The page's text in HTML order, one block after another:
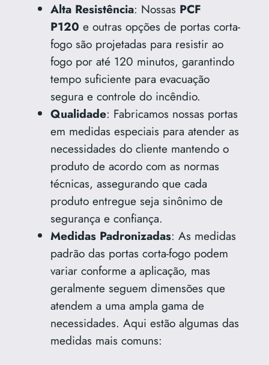
Alta Resistência: Nossas PCF
P120 e outras opções de portas corta-
fogo são projetadas para resistir ao
fogo por até 120 minutos, garantindo
tempo suficiente para evacuação
segura e controle do incêndio.
Qualidade: Fabricamos nossas portas
em medidas especiais para atender as
necessidades do cliente mantendo o
produto de acordo com as normas
técnicas, assegurando que cada
produto entregue seja sinônimo de
segurança e confiança.
Medidas Padronizadas: As medidas
padrão das portas corta-fogo podem
variar conforme a aplicação, mas
geralmente seguem dimensões que
atendem a uma ampla gama de
necessidades. Aqui estão algumas das
medidas mais comuns: